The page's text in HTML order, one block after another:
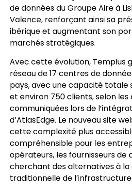
de données du Groupe Aire à
Valence, renforçant ainsi sa
ibérique et augmentant son
marchés stratégiques.
Avec cette évolution, Templus
réseau de 17 centres de
pays, avec une capacité totale
et environ 750 clients, selon les
communiquées lors de
d’AtlasEdge. Le nouveau site
cette complexité plus
compréhensible pour les
opérateurs, les fournisseurs de
cherchant des alternatives à
traditionnelle de l’infrastructure.